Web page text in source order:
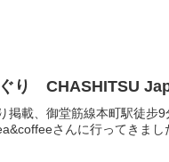
り CHASHITSU
掲載、御堂筋線本町駅徒步9
さんに行ってきまし